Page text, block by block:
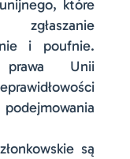
które
zgłaszanie
i poufnie.
prawa Unii
są